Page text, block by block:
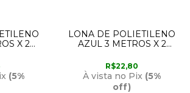
X 2
(5%
LONA DE POLIETILENO
AZUL 3 METROS X 2
R$22,80
À vista no Pix (5%
off)